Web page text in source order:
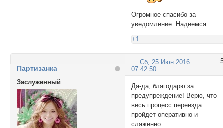
Огромное спасибо за
уведомление. Надеемся.
+1
5
Сб, 25 Июн 2016
07:42:50
Партизанка
Заслуженный
Да-да, благодарю за
предупреждение! Верю, что
весь процесс переезда
пройдет оперативно и
слаженно